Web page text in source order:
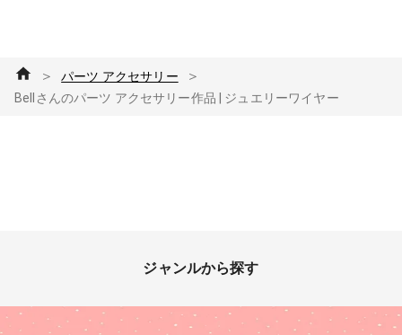
＞ パーツ アクセサリー ＞
Bellさんのパーツ アクセサリー作品 | ジュエリーワイヤー
ジャンルから探す